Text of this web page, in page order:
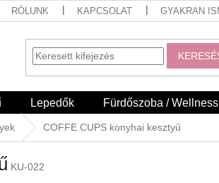
RÓLUNK KAPCSOLAT GYAKRAN
Lepedők Fürdőszoba / Wellness
COFFE CUPS konyhai kesztyű
KU-022